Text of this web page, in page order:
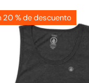
20 % de descuento